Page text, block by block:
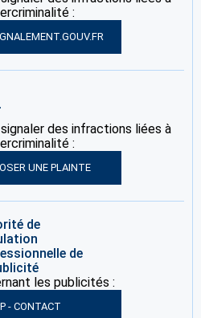
:
des infractions liées à
:
UNE PLAINTE
de
de
les publicités :
- CONTACT